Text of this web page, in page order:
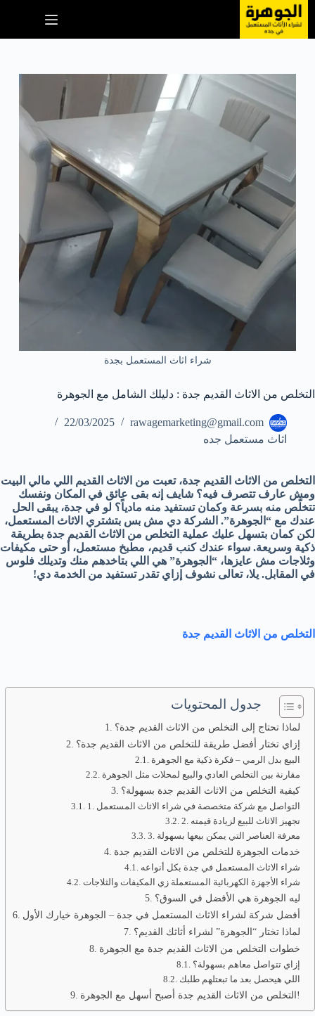
التجاوز
إلى
المحتوى
شراء اثاث المستعمل بجدة
التخلص من الاثاث القديم جدة : دليلك الشامل مع الجوهرة
rawagemarketing@gmail.com
22/03/2025
اثاث مستعمل جده
التخلص من الاثاث القديم جدة، تعبت من الاثاث القديم اللي مالي البيت
ومش عارف تتصرف فيه؟ شايف إنه بقى عائق في المكان ونفسك
تتخلّص منه بسرعة وكمان تستفيد منه مادياً؟ لو في جدة، يبقى الحل
عندك مع “الجوهرة”. الشركة دي مش بس بتشتري الاثاث المستعمل،
لكن كمان بتسهل عليك عملية التخلص من الاثاث القديم جدة بطريقة
ذكية وسريعة. سواء عندك كنب قديم، مطبخ مستعمل، أو حتى مكيفات
وثلاجات مش عايزها، “الجوهرة” هي اللي بتاخدهم منك وتديلك فلوس
في المقابل. يلا، تعالى نشوف إزاي تقدر تستفيد من الخدمة دي!
التخلص من الاثاث القديم جدة
جدول المحتويات
لماذا تحتاج إلى التخلص من الاثاث القديم جدة؟
إزاي تختار أفضل طريقة للتخلص من الاثاث القديم جدة؟
البيع بدل الرمي – فكرة ذكية مع الجوهرة
مقارنة بين التخلص العادي والبيع لمحلات مثل الجوهرة
كيفية التخلص من الاثاث القديم جدة بسهولة؟
1. التواصل مع شركة متخصصة في شراء الاثاث المستعمل
2. تجهيز الاثاث للبيع لزيادة قيمته
3. معرفة العناصر التي يمكن بيعها بسهولة
خدمات الجوهرة للتخلص من الاثاث القديم جدة
شراء الاثاث المستعمل في جدة بكل أنواعه
شراء الأجهزة الكهربائية المستعملة زي المكيفات والثلاجات
ليه الجوهرة هي الأفضل في السوق؟
أفضل شركة لشراء الاثاث المستعمل في جدة – الجوهرة خيارك الأول
لماذا تختار “الجوهرة” لشراء أثاثك القديم؟
خطوات التخلص من الاثاث القديم جدة مع الجوهرة
إزاي تتواصل معاهم بسهولة؟
اللي هيحصل بعد ما تبعتلهم طلبك
التخلص من الاثاث القديم جدة أصبح أسهل مع الجوهرة!